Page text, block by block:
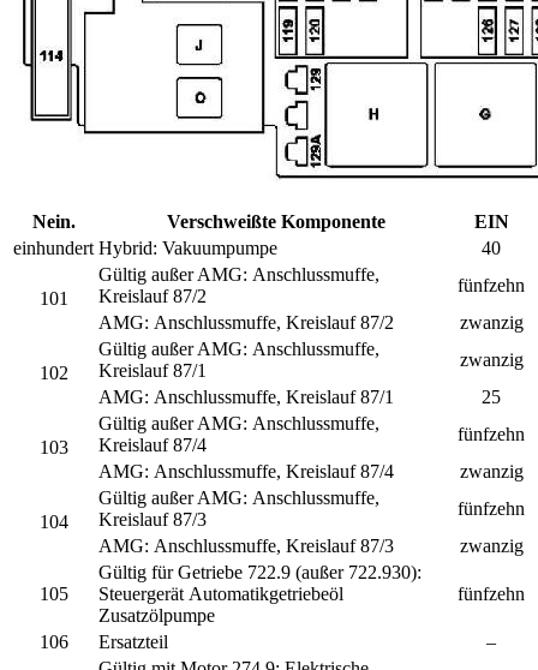
Nein. Verschweißte Komponente
EIN
einhundert Hybrid: Vakuumpumpe 40
101
Gültig außer AMG: Anschlussmuffe,
Kreislauf 87/2
fünfzehn
AMG: Anschlussmuffe, Kreislauf 87/2 zwanzig
102
Gültig außer AMG: Anschlussmuffe,
Kreislauf 87/1
zwanzig
AMG: Anschlussmuffe, Kreislauf 87/1 25
103
Gültig außer AMG: Anschlussmuffe,
Kreislauf 87/4
fünfzehn
AMG: Anschlussmuffe, Kreislauf 87/4 zwanzig
104
Gültig außer AMG: Anschlussmuffe,
Kreislauf 87/3
fünfzehn
AMG: Anschlussmuffe, Kreislauf 87/3 zwanzig
105
Gültig für Getriebe 722.9 (außer 722.930):
Steuergerät Automatikgetriebeöl
Zusatzölpumpe
fünfzehn
106 Ersatzteil
–